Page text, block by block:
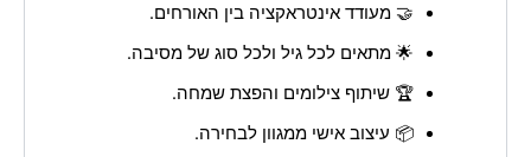
🤝 מעודד אינטראקציה בין האורחים.
🌟 מתאים לכל גיל ולכל סוג של מסיבה.
🏆 שיתוף צילומים והפצת שמחה.
📦 עיצוב אישי ממגוון לבחירה.